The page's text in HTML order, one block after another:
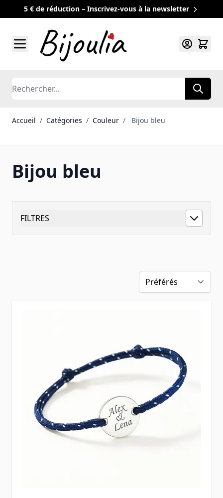
5 € de réduction – Inscrivez-vous à la newsletter
Rechercher
Accueil / Catégories / Couleur / Bijou bleu
Bijou bleu
FILTRES